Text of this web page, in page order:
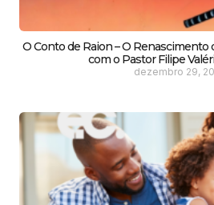
O Conto de Raion – O Renascimento
com o Pastor Filipe
dezembro 29,